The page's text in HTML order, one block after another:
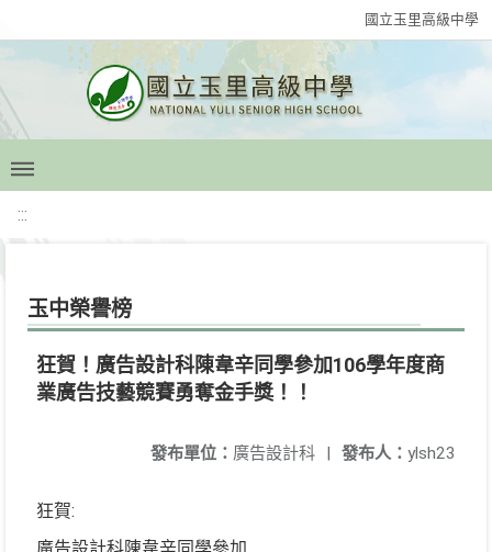
國立玉里高級中學
:::
玉中榮譽榜
狂賀！廣告設計科陳韋辛同學參加106學年度商
業廣告技藝競賽勇奪金手獎！！
發布人： ylsh23
發布單位： 廣告設計科 |
狂賀: